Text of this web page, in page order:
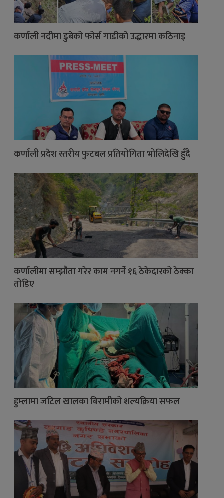
कर्णाली नदीमा डुबेको फोर्स गाडीको उद्धारमा कठिनाइ
कर्णाली प्रदेश स्तरीय फुटबल प्रतियोगिता भोलिदेखि हुँदै
कर्णालीमा सम्झौता गरेर काम नगर्ने १६ ठेकेदारको ठेक्का
तोडिए
हुम्लामा जटिल खालका बिरामीको शल्यक्रिया सफल